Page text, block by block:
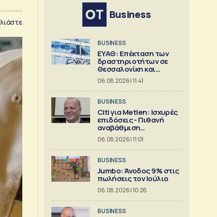
Business
BUSINESS
ΕΥΑΘ: Επέκταση των
δραστηριοτήτων σε
Θεσσαλονίκη και
Χαλκιδική
06.08.2026 | 11:41
BUSINESS
Citi για Metlen: Ισχυρές
επιδόσεις - Πιθανή
αναβάθμιση
προβλέψεων
06.08.2026 | 11:01
BUSINESS
Jumbo: Άνοδος 9% στις
πωλήσεις τον Ιούλιο
06.08.2026 | 10:26
BUSINESS